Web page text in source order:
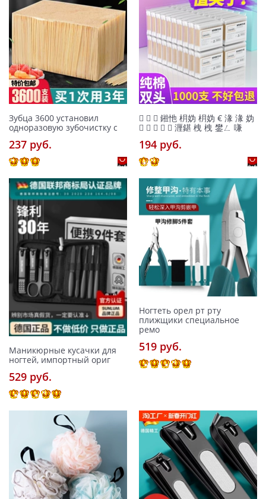
Зубца 3600 установил
одноразовую зубочистку с
237 pуб.
   鎺忚 枂妫 枂妫 € 湪 湪 妫
     湹鍖 栧 栧 鐢ㄥ 嗛
194 pуб.
Маникюрные кусачки для
ногтей, импортный ориг
529 pуб.
Ногтеть орел рт рту
плижщики специальное
ремо
519 pуб.